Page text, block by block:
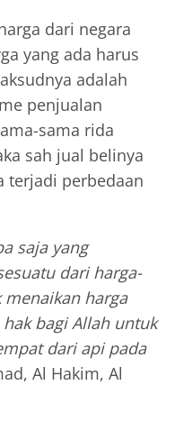
dari negara
yang ada harus
adalah
penjualan
sama rida
sah jual belinya
terjadi perbedaan
saja yang
dari harga-
harga
bagi Allah untuk
dari api pada
Al Hakim, Al